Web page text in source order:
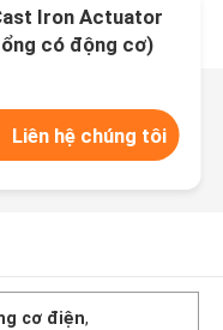
Iron Actuator
có động cơ)
Liên hệ chúng tôi
cơ điện,